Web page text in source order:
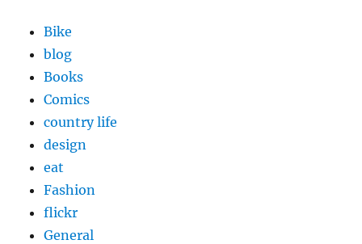
Bike
blog
Books
Comics
country life
design
eat
Fashion
flickr
General